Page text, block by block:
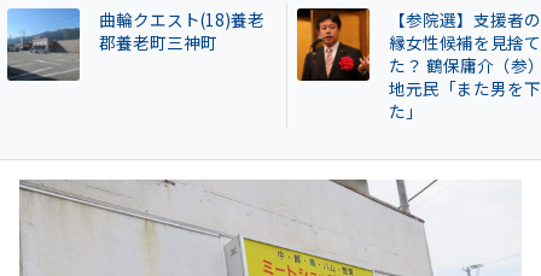
【大阪市】日本の習慣
を〝厄介者〟扱い「大
曲輪クエスト(461)
槻市春日町